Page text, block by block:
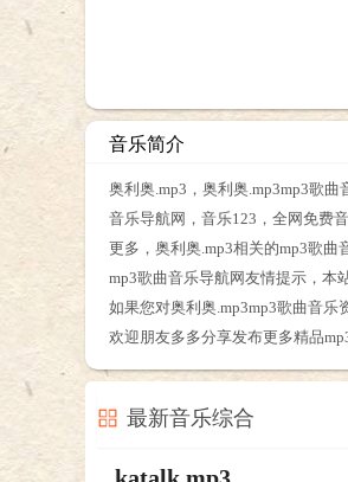
音乐简介
奥利奥.mp3，奥利奥.mp3mp3歌
音乐导航网，音乐123，全网免费
更多，奥利奥.mp3相关的mp3歌曲
mp3歌曲音乐导航网友情提示，本
如果您对奥利奥.mp3mp3歌曲音乐
欢迎朋友多多分享发布更多精品
最新音乐综合